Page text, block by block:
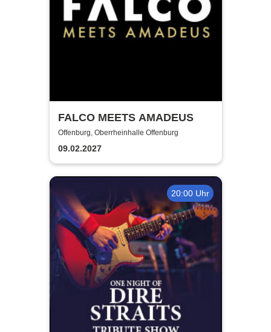
FALCO MEETS AMADEUS
Offenburg, Oberrheinhalle Offenburg
09.02.2027
20:00 Uhr